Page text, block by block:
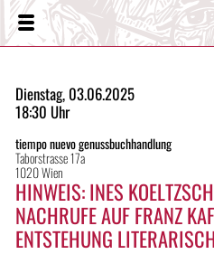
Menü
Dienstag, 03.06.2025
18:30 Uhr
tiempo nuevo genussbuchhandlung
Taborstrasse 17a
1020 Wien
HINWEIS: INES
NACHRUFE AUF FRANZ
ENTSTEHUNG